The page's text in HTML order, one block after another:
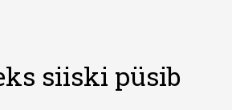
siiski püsib